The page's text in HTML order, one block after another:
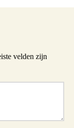
velden zijn